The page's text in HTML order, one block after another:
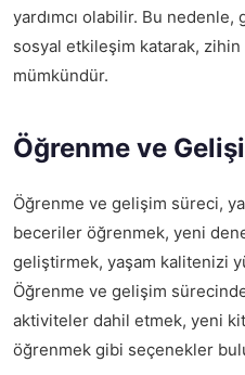
yardımcı olabilir. Bu nedenle,
sosyal etkileşim katarak, zihin
mümkündür.
Öğrenme ve
Öğrenme ve gelişim süreci,
beceriler öğrenmek, yeni
geliştirmek, yaşam kalitenizi
Öğrenme ve gelişim
aktiviteler dahil etmek, yeni
öğrenmek gibi seçenekler